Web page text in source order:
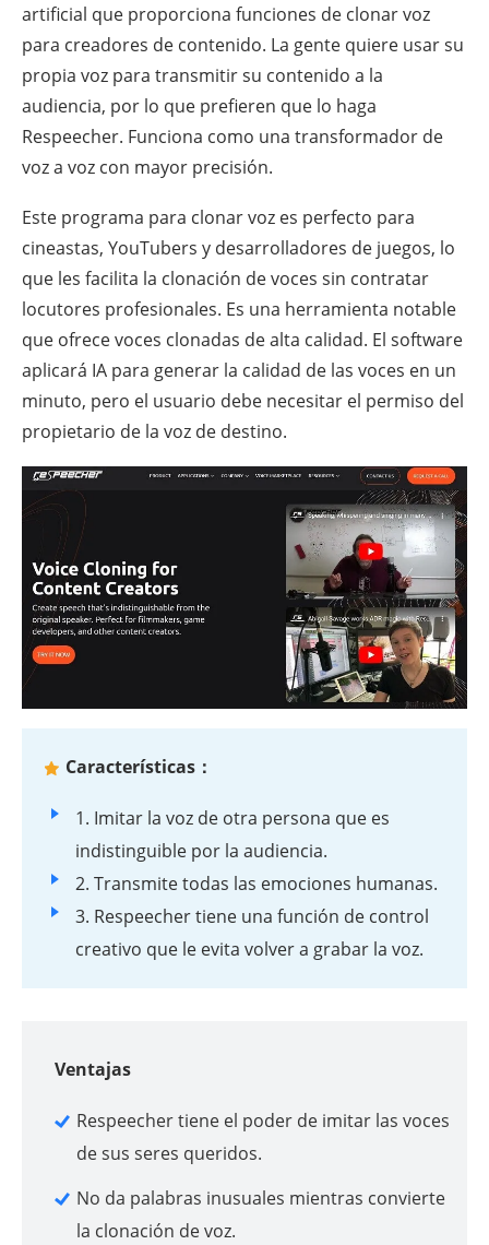
artificial que proporciona funciones de clonar voz
para creadores de contenido. La gente quiere usar su
propia voz para transmitir su contenido a la
audiencia, por lo que prefieren que lo haga
Respeecher. Funciona como una transformador de
voz a voz con mayor precisión.
Este programa para clonar voz es perfecto para
cineastas, YouTubers y desarrolladores de juegos, lo
que les facilita la clonación de voces sin contratar
locutores profesionales. Es una herramienta notable
que ofrece voces clonadas de alta calidad. El software
aplicará IA para generar la calidad de las voces en un
minuto, pero el usuario debe necesitar el permiso del
propietario de la voz de destino.
Características：
1. Imitar la voz de otra persona que es
indistinguible por la audiencia.
2. Transmite todas las emociones humanas.
3. Respeecher tiene una función de control
creativo que le evita volver a grabar la voz.
Ventajas
Respeecher tiene el poder de imitar las voces
de sus seres queridos.
No da palabras inusuales mientras convierte
la clonación de voz.